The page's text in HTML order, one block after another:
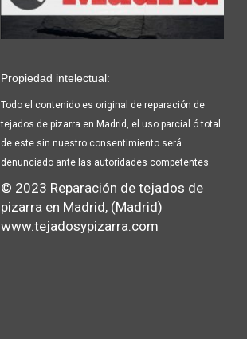
Propiedad intelectual:
Todo el contenido es original de reparación de
tejados de pizarra en Madrid, el uso parcial ó total
de este sin nuestro consentimiento será
denunciado ante las autoridades competentes.
© 2023 Reparación de tejados de
pizarra en Madrid, (Madrid)
www.tejadosypizarra.com